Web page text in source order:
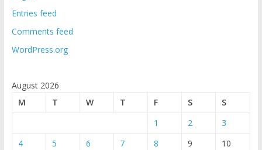
Entries feed
Comments feed
WordPress.org
August 2026
M
T W T F S
S
1
2
3
4
5 6 7 8 9
10